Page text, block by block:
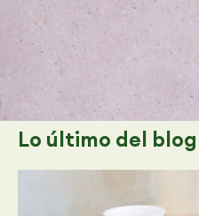
Lo último del blog